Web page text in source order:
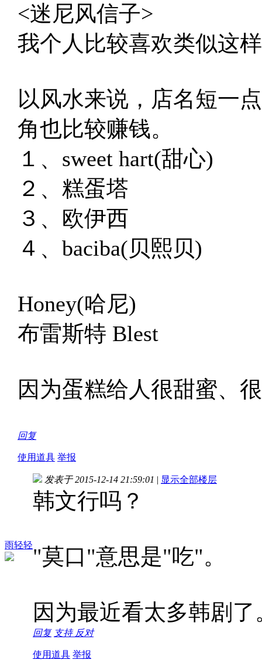
<迷尼风信子>
我个人比较喜欢类似这
以风水来说，店名短一
角也比较赚钱。
１、sweet hart(甜心)
２、糕蛋塔
３、欧伊西
４、baciba(贝熙贝)
Honey(哈尼)
布雷斯特 Blest
因为蛋糕给人很甜蜜、
回复
使用道具 举报
雨轻轻
发表于 2015-12-14 21:59:01 | 显示全部楼层
韩文行吗？
"莫口"意思是"吃"。
因为最近看太多韩剧了
回复 支持 反对
使用道具 举报